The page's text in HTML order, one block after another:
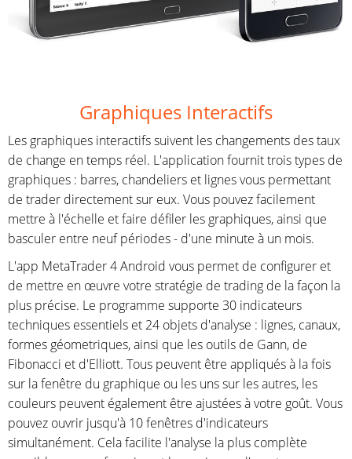
Graphiques Interactifs
Les graphiques interactifs suivent les changements des taux
de change en temps réel. L'application fournit trois types de
graphiques : barres, chandeliers et lignes vous permettant
de trader directement sur eux. Vous pouvez facilement
mettre à l'échelle et faire défiler les graphiques, ainsi que
basculer entre neuf périodes - d'une minute à un mois.
L'app MetaTrader 4 Android vous permet de configurer et
de mettre en œuvre votre stratégie de trading de la façon la
plus précise. Le programme supporte 30 indicateurs
techniques essentiels et 24 objets d'analyse : lignes, canaux,
formes géometriques, ainsi que les outils de Gann, de
Fibonacci et d'Elliott. Tous peuvent être appliqués à la fois
sur la fenêtre du graphique ou les uns sur les autres, les
couleurs peuvent également être ajustées à votre goût. Vous
pouvez ouvrir jusqu'à 10 fenêtres d'indicateurs
simultanément. Cela facilite l'analyse la plus complète